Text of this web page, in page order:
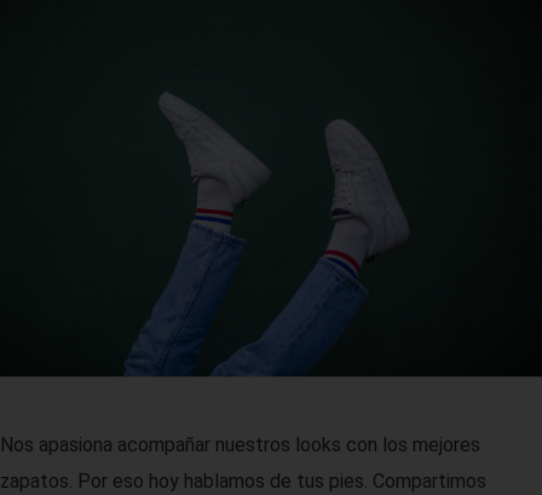
PERFORMANCE SPORTS
Nos apasiona acompañar nuestros looks con los mejores
zapatos. Por eso hoy hablamos de tus pies. Compartimos